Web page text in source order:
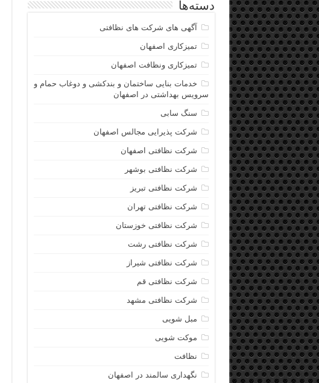
دسته‌ها
آگهی های شرکت های نظافتی
تمیزکاری اصفهان
تمیزکاری ونظافت اصفهان
خدمات بنایی ساختمان و بندکشی و دوغاب حمام و
سرویس بهداشتی در اصفهان
سنگ سابی
شرکت پذیرایی مجالس اصفهان
شرکت نظافتی اصفهان
شرکت نظافتی بوشهر
شرکت نظافتی تبریز
شرکت نظافتی تهران
شرکت نظافتی خوزستان
شرکت نظافتی رشت
شرکت نظافتی شیراز
شرکت نظافتی قم
شرکت نظافتی مشهد
مبل شویی
موکت شویی
نظافت
نگهداری سالمند در اصفهان